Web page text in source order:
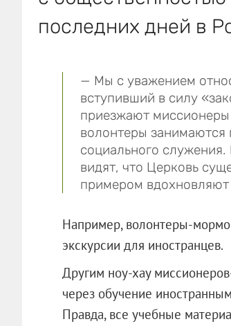
последних дней в
— Мы с уважением
вступивший в силу
приезжают
волонтеры
социального
видят, что Церковь
примером
Например, волонтеры-
экскурсии для иностранцев.
Другим ноу-хау
через обучение
Правда, все учебные